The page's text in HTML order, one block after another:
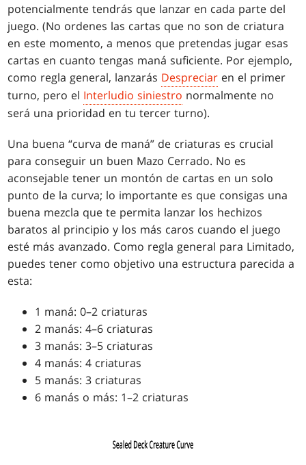
potencialmente tendrás que lanzar en cada parte del
juego. (No ordenes las cartas que no son de criatura
en este momento, a menos que pretendas jugar esas
cartas en cuanto tengas maná suficiente. Por ejemplo,
como regla general, lanzarás Despreciar en el primer
turno, pero el Interludio siniestro normalmente no
será una prioridad en tu tercer turno).
Una buena “curva de maná” de criaturas es crucial
para conseguir un buen Mazo Cerrado. No es
aconsejable tener un montón de cartas en un solo
punto de la curva; lo importante es que consigas una
buena mezcla que te permita lanzar los hechizos
baratos al principio y los más caros cuando el juego
esté más avanzado. Como regla general para Limitado,
puedes tener como objetivo una estructura parecida a
esta:
1 maná: 0–2 criaturas
2 manás: 4–6 criaturas
3 manás: 3–5 criaturas
4 manás: 4 criaturas
5 manás: 3 criaturas
6 manás o más: 1–2 criaturas